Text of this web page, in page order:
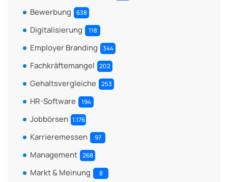
Bewerbung 638
Digitalisierung 118
Employer Branding 344
Fachkräftemangel 202
Gehaltsvergleiche 253
HR-Software 194
Jobbörsen 1.176
Karrieremessen 97
Management 268
Markt & Meinung 8